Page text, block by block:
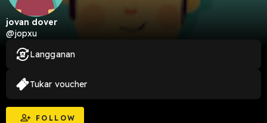
jovan dover
@jopxu
FOLLOW
Langganan
Tukar voucher